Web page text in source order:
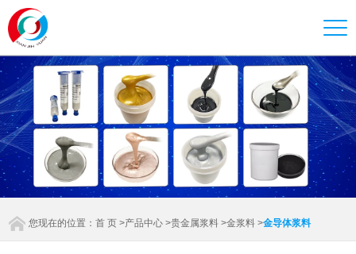
您现在的位置：首 页 >产品中心 >贵金属浆料 >金浆料 >金导体浆料